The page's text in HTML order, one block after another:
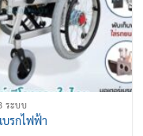
ระบบ
บรกไฟฟ้า